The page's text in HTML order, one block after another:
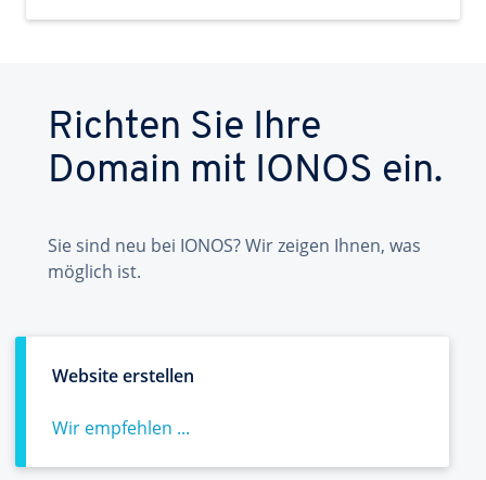
Richten Sie Ihre
Domain mit IONOS ein.
Sie sind neu bei IONOS? Wir zeigen Ihnen, was
möglich ist.
Website erstellen
Wir empfehlen ...